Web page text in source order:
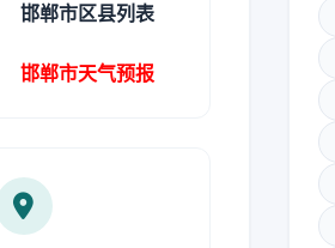
邯郸市区县列表
邯郸市天气预报